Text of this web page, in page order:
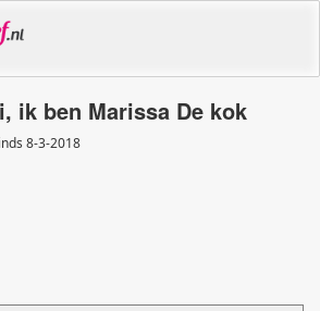
ik ben Marissa De kok
8-3-2018